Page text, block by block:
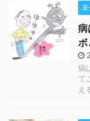
病
ボ
病
て
え